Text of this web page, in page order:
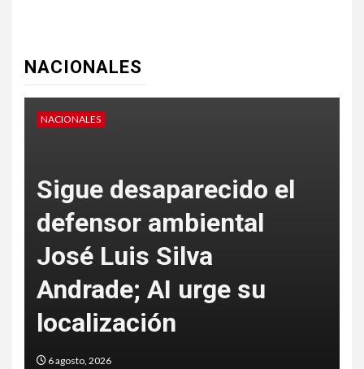
NACIONALES
NACIONALES
SSC CDMX detecta
falsas multas en rentas
de inmuebles
6 agosto, 2026